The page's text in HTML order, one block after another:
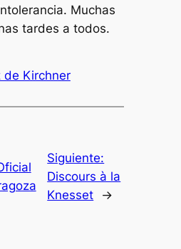
Muchas
tardes a todos.
de Kirchner
Siguiente:
Discours à la
Knesset
→